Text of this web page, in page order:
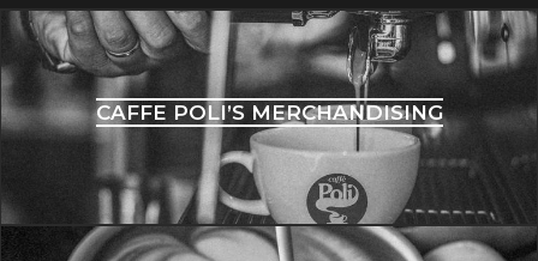
CAFFE POLI’S MERCHANDISING